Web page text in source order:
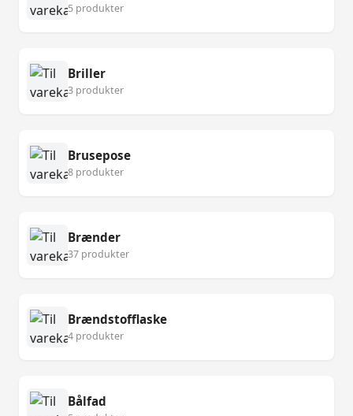
5 produkter
Briller
3 produkter
Brusepose
8 produkter
Brænder
37 produkter
Brændstofflaske
4 produkter
Bålfad